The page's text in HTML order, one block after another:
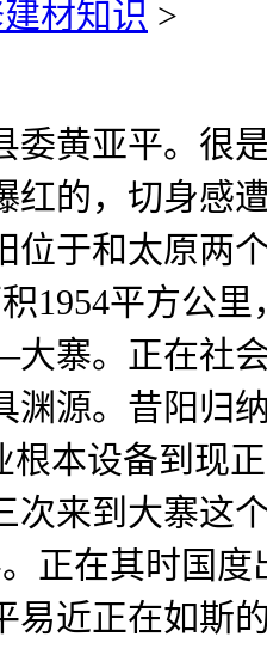
材知识 >
黄亚平。很
的，切身感
于和太原两
1954平方公
寨。正在社
源。昔阳归
本设备到现
次来到大寨这
正在其时国
近正在如斯